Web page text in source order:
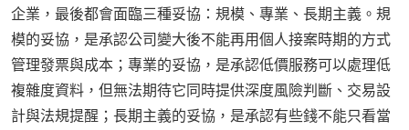
企業，最後都會面臨三種妥協：規模、專業、長期主義。規
模的妥協，是承認公司變大後不能再用個人接案時期的方式
管理發票與成本；專業的妥協，是承認低價服務可以處理低
複雜度資料，但無法期待它同時提供深度風險判斷、交易設
計與法規提醒；長期主義的妥協，是承認有些錢不能只看當